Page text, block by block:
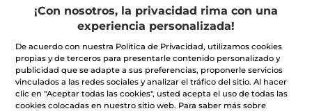
¡Con nosotros, la privacidad rima con una
experiencia personalizada!
De acuerdo con nuestra Política de Privacidad, utilizamos cookies
propias y de terceros para presentarle contenido personalizado y
publicidad que se adapte a sus preferencias, proponerle servicios
vinculados a las redes sociales y analizar el tráfico del sitio. Al hacer
clic en "Aceptar todas las cookies", usted acepta el uso de todas las
cookies colocadas en nuestro sitio web. Para saber más sobre